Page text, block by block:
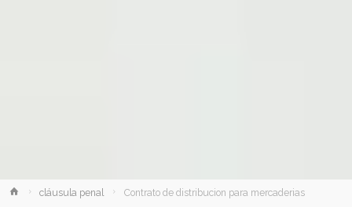
Iniciocláusula penal Contrato de distribucion para mercaderias